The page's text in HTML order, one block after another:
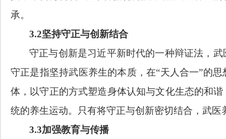
承。
3.2坚持守正与创新结合
守正与创新是习近平新时代的一种辩证法，
守正是指坚持武医养生的本质，在“天人合一”的
体，以守正的方式塑造身体认知与文化生态的和
统的养生运动。只有将守正与创新密切结合，武
3.3加强教育与传播